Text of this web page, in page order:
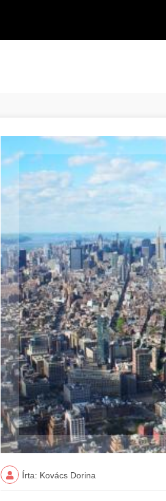
Írta: Kovács Dorina